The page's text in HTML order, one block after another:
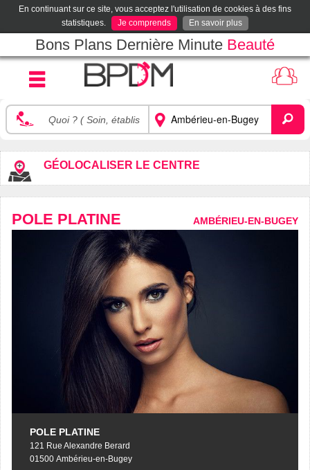
En continuant sur ce site, vous acceptez l'utilisation de cookies à des fins
statistiques.
Je comprends En savoir plus
Bons Plans Dernière Minute Beauté
GÉOLOCALISER LE CENTRE
POLE PLATINE AMBÉRIEU-EN-BUGEY
POLE PLATINE
121 Rue Alexandre Berard
01500 Ambérieu-en-Bugey